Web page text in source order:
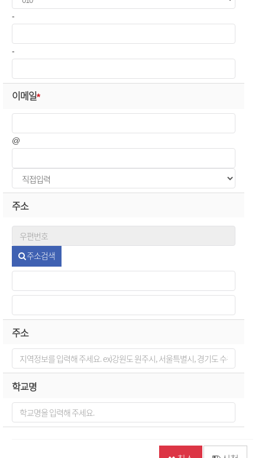
-
-
이메일*
@
주소
주소검색
주소
학교명